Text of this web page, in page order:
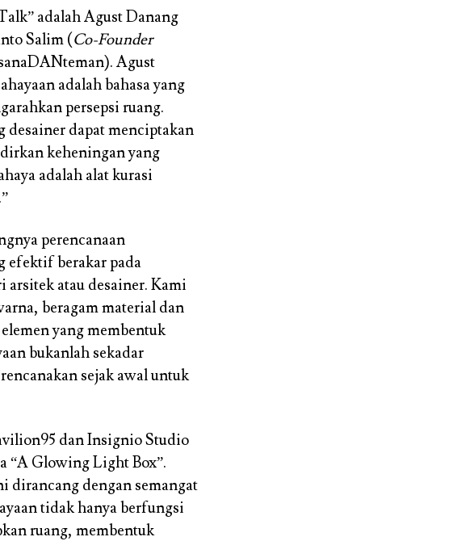
adalah Agust Danang
Salim (Co-Founder
Agust
adalah bahasa yang
persepsi ruang.
desainer dapat menciptakan
keheningan yang
adalah alat kurasi
perencanaan
efektif berakar pada
arsitek atau desainer. Kami
beragam material dan
yang membentuk
bukanlah sekadar
sejak awal untuk
dan Insignio Studio
“A Glowing Light Box”.
dirancang dengan semangat
tidak hanya berfungsi
ruang, membentuk